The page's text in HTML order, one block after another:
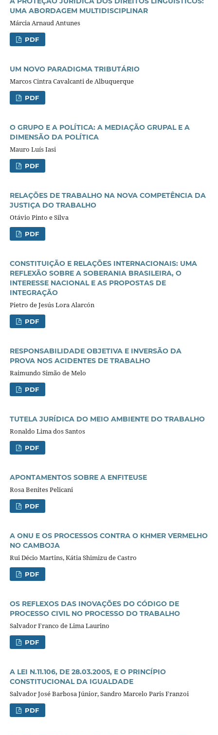
UMA ABORDAGEM MULTIDISCIPLINAR
Márcia Arnaud Antunes
PDF
UM NOVO PARADIGMA TRIBUTÁRIO
Marcos Cintra Cavalcanti de Albuquerque
PDF
O GRUPO E A POLÍTICA: A MEDIAÇÃO GRUPAL E A
DIMENSÃO DA POLÍTICA
Mauro Luís Iasi
PDF
RELAÇÕES DE TRABALHO NA NOVA COMPETÊNCIA DA
JUSTIÇA DO TRABALHO
Otávio Pinto e Silva
PDF
CONSTITUIÇÃO E RELAÇÕES INTERNACIONAIS: UMA
REFLEXÃO SOBRE A SOBERANIA BRASILEIRA, O
INTERESSE NACIONAL E AS PROPOSTAS DE
INTEGRAÇÃO
Pietro de Jesús Lora Alarcón
PDF
RESPONSABILIDADE OBJETIVA E INVERSÃO DA
PROVA NOS ACIDENTES DE TRABALHO
Raimundo Simão de Melo
PDF
TUTELA JURÍDICA DO MEIO AMBIENTE DO TRABALHO
Ronaldo Lima dos Santos
PDF
APONTAMENTOS SOBRE A ENFITEUSE
Rosa Benites Pelicani
PDF
A ONU E OS PROCESSOS CONTRA O KHMER VERMELHO
NO CAMBOJA
Rui Décio Martins, Kátia Shimizu de Castro
PDF
OS REFLEXOS DAS INOVAÇÕES DO CÓDIGO DE
PROCESSO CIVIL NO PROCESSO DO TRABALHO
Salvador Franco de Lima Laurino
PDF
A LEI N.11.106, DE 28.03.2005, E O PRINCÍPIO
CONSTITUCIONAL DA IGUALDADE
Salvador José Barbosa Júnior, Sandro Marcelo Paris Franzoi
PDF